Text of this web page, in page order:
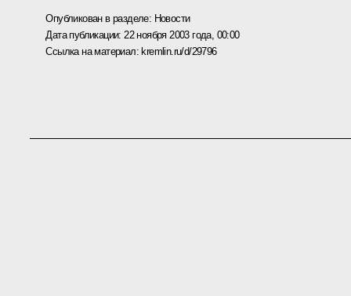
Опубликован в разделе: Новости
Дата публикации: 22 ноября 2003 года, 00:00
Ссылка на материал:kremlin.ru/d/29796